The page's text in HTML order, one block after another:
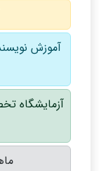
آموزش
آزمایشگاه